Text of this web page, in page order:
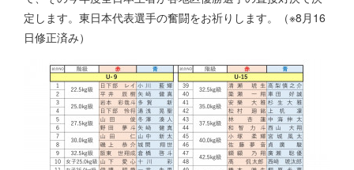
定します。東日本代表選手の奮闘をお祈りします。（※8月16
日修正済み）